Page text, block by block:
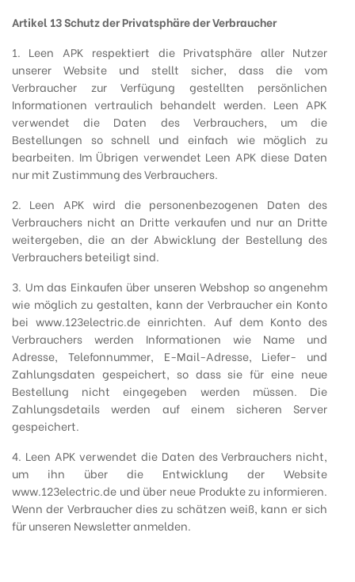
Artikel 13 Schutz der Privatsphäre der Verbraucher
1. Leen APK respektiert die Privatsphäre aller Nutzer
unserer Website und stellt sicher, dass die vom
Verbraucher zur Verfügung gestellten persönlichen
Informationen vertraulich behandelt werden. Leen APK
verwendet die Daten des Verbrauchers, um die
Bestellungen so schnell und einfach wie möglich zu
bearbeiten. Im Übrigen verwendet Leen APK diese Daten
nur mit Zustimmung des Verbrauchers.
2. Leen APK wird die personenbezogenen Daten des
Verbrauchers nicht an Dritte verkaufen und nur an Dritte
weitergeben, die an der Abwicklung der Bestellung des
Verbrauchers beteiligt sind.
3. Um das Einkaufen über unseren Webshop so angenehm
wie möglich zu gestalten, kann der Verbraucher ein Konto
bei www.123electric.de einrichten. Auf dem Konto des
Verbrauchers werden Informationen wie Name und
Adresse, Telefonnummer, E-Mail-Adresse, Liefer- und
Zahlungsdaten gespeichert, so dass sie für eine neue
Bestellung nicht eingegeben werden müssen. Die
Zahlungsdetails werden auf einem sicheren Server
gespeichert.
4. Leen APK verwendet die Daten des Verbrauchers nicht,
um ihn über die Entwicklung der Website
www.123electric.de und über neue Produkte zu informieren.
Wenn der Verbraucher dies zu schätzen weiß, kann er sich
für unseren Newsletter anmelden.